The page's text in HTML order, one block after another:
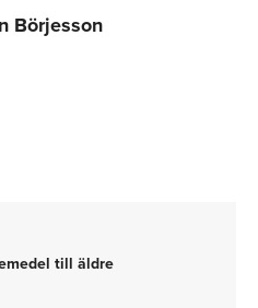
Börjesson
till äldre